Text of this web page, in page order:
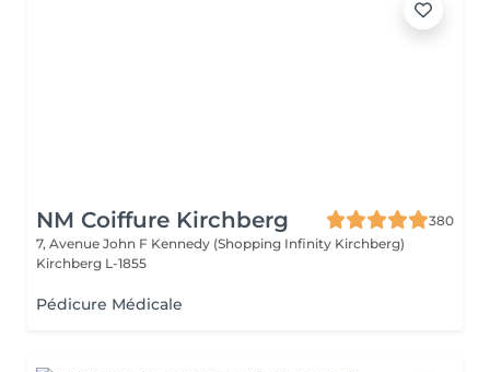
NM Coiffure Kirchberg
380
7, Avenue John F Kennedy (Shopping Infinity Kirchberg)
Kirchberg L-1855
Pédicure Médicale